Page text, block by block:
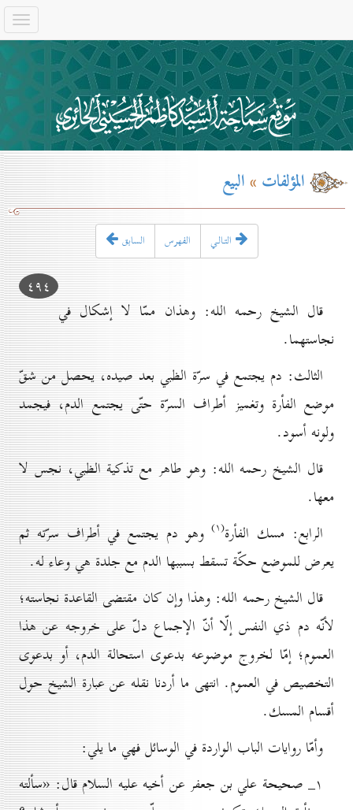
المؤلفات»البيع
السابق الفهرس التـالـي
٤۹٤
قال الشيخ رحمه الله: وهذان ممّا لا إشكال في
نجاستهما.
الثالث: دم يجتمع في سرّة الظبي بعد صيده، يحصل من شقّ
موضع الفأرة وتغميز أطراف السرّة حتّى يجتمع الدم، فيجمد
ولونه أسود.
قال الشيخ رحمه الله: وهو طاهر مع تذكية الظبي، نجس لا
معها.
الرابع: مسك الفأرة(۱) وهو دم يجتمع في أطراف سرّته ثم
يعرض للموضع حكّة تسقط بسببها الدم مع جلدة هي وعاء له.
قال الشيخ رحمه الله: وهذا وإن كان مقتضى القاعدة نجاسته؛
لأنّه دم ذي النفس إلّا أنّ الإجماع دلّ على خروجه عن هذا
العموم؛ إمّا لخروج موضوعه بدعوى استحالة الدم، أو بدعوى
التخصيص في العموم. انتهى ما أردنا نقله عن عبارة الشيخ حول
أقسام المسك.
وأمّا روايات الباب الواردة في الوسائل فهي ما يلي:
۱_ صحيحة علي بن جعفر عن أخيه عليه السلام قال: «سألته